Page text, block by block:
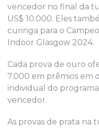
vencedor no final da
US$ 10.000. Eles
curinga para o
Indoor Glasgow 2024.
Cada prova de ouro
7.000 em prêmios em
individual do
vencedor.
As provas de prata na